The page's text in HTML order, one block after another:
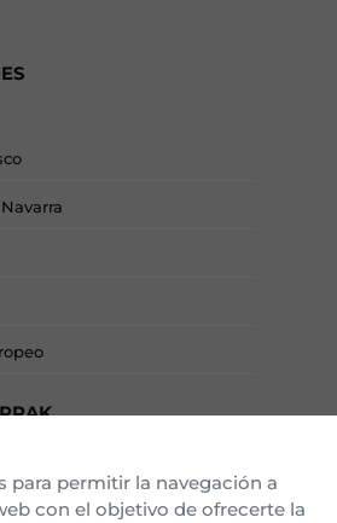
para permitir la navegación a
con el objetivo de ofrecerte la